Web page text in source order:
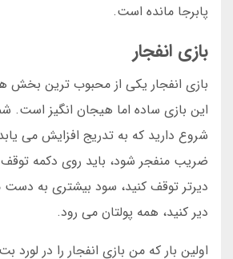
پابرجا مانده است.
بازی انفجار
بازی انفجار یکی از محبوب ترین
این بازی ساده اما هیجان انگیز
شروع دارید که به تدریج افزایش می
ضریب منفجر شود، باید روی دکمه
دیرتر توقف کنید، سود بیشتری به دست
دیر کنید، همه پولتان می رود.
اولین بار که من بازی انفجار را در لورد